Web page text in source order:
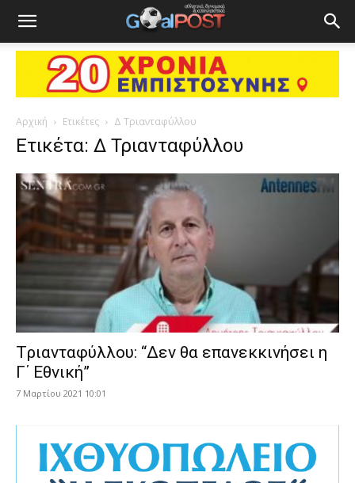
Αρχική Ετικέτες Δ Τριανταφύλλου
Ετικέτα: Δ Τριανταφύλλου
Tριανταφύλλου: “Δεν θα επανεκκινήσει η
Γ΄ Εθνική”
7 Μαρτίου 2021 10:01